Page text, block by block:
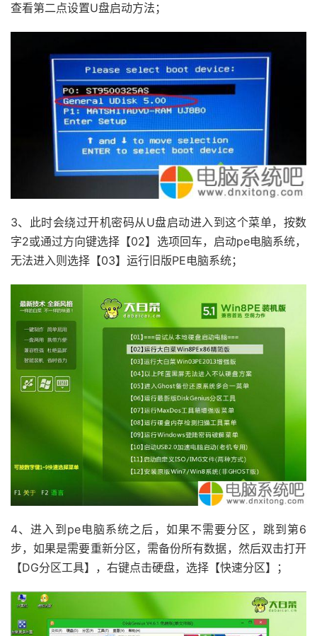
查看第二点设置U盘启动方法；
3、此时会绕过开机密码从U盘启动进入到这个菜单，按数
字2或通过方向键选择【02】选项回车，启动pe电脑系统，
无法进入则选择【03】运行旧版PE电脑系统；
4、进入到pe电脑系统之后，如果不需要分区，跳到第6
步，如果是需要重新分区，需备份所有数据，然后双击打开
【DG分区工具】，右键点击硬盘，选择【快速分区】；